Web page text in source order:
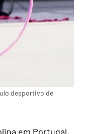
desportivo de
em Portugal,